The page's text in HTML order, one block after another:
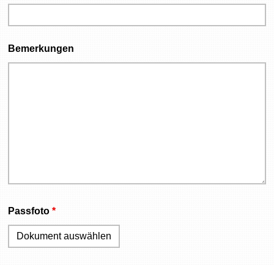
Bemerkungen
Passfoto*
Dokument auswählen